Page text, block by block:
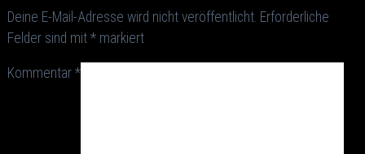
Deine E-Mail-Adresse wird nicht veröffentlicht. Erforderliche
Felder sind mit *markiert
Kommentar *